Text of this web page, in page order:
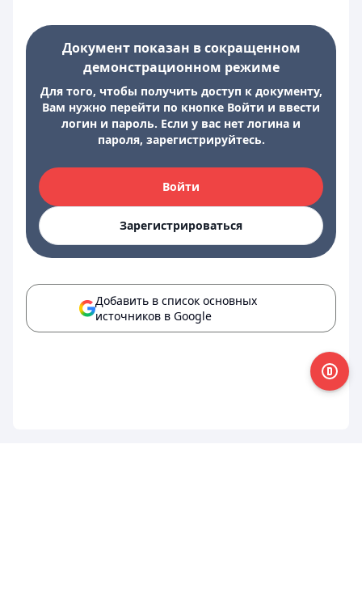
Документ показан в сокращенном
демонстрационном режиме
Для того, чтобы получить доступ к документу,
Вам нужно перейти по кнопке Войти и ввести
логин и пароль. Если у вас нет логина и
пароля, зарегистрируйтесь.
Войти
Зарегистрироваться
Добавить в список основных
источников в Google